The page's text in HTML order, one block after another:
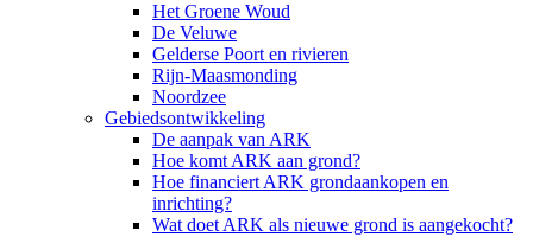
Het Groene Woud
De Veluwe
Gelderse Poort en rivieren
Rijn-Maasmonding
Noordzee
Gebiedsontwikkeling
De aanpak van ARK
Hoe komt ARK aan grond?
Hoe financiert ARK grondaankopen en
inrichting?
Wat doet ARK als nieuwe grond is aangekocht?